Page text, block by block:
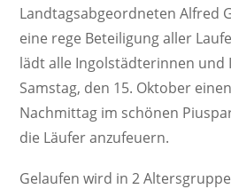
Landtagsabgeordneten Alfred
eine rege Beteiligung aller
lädt alle Ingolstädterinnen und
Samstag, den 15. Oktober
Nachmittag im schönen
die Läufer anzufeuern.
Gelaufen wird in 2